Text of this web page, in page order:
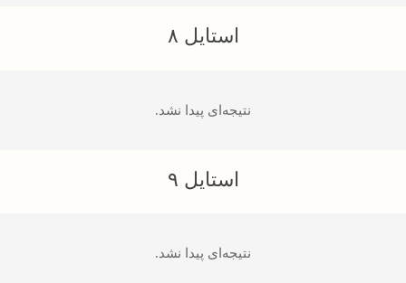
استایل ۸
نتیجه‌ای پیدا نشد.
استایل ۹
نتیجه‌ای پیدا نشد.